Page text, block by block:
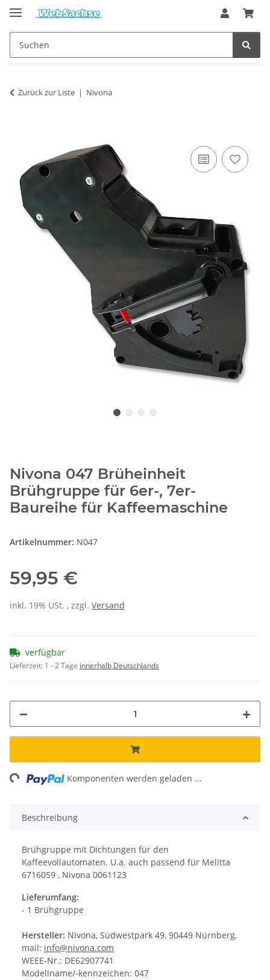
Zurück zur Liste Nivona
Nivona 047 Brüheinheit
Brühgruppe für 6er-, 7er-
Baureihe für Kaffeemaschine
Artikelnummer: N047
59,95 €
inkl. 19% USt. , zzgl. Versand
verfügbar
Lieferzeit: 1 - 2 Tage innerhalb Deutschlands
Komponenten werden geladen ...
Beschreibung
Brühgruppe mit Dichtungen für den
Kaffeevollautomaten. U.a. auch passend für Melitta
6716059 , Nivona 0061123
Lieferumfang:
- 1 Brühgruppe
Hersteller: Nivona, Südwestpark 49, 90449 Nürnberg,
mail: info@nivona.com
WEEE-Nr.: DE62907741
Modellname/-kennzeichen: 047